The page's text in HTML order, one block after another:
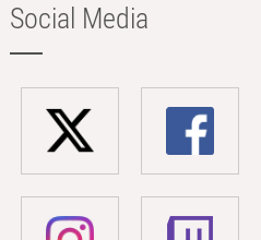
Social Media